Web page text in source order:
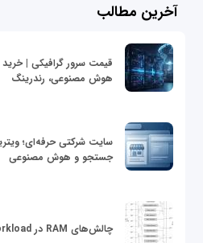
آخرین مطالب
هوش مصنوعی، رندرینگ
سایت شرکتی حرفه‌ای؛
جستجو و هوش مصنوعی
چالش‌های RAM در Workloadهای محاسباتی HPC